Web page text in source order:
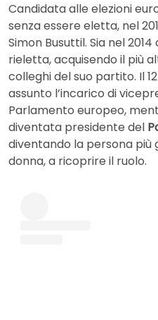
Candidata alle elezioni
senza essere eletta, nel
Simon Busuttil. Sia nel
rieletta, acquisendo il più
colleghi del suo partito. Il
assunto l’incarico di
Parlamento europeo,
diventata presidente del
diventando la persona più
donna, a ricoprire il ruolo.